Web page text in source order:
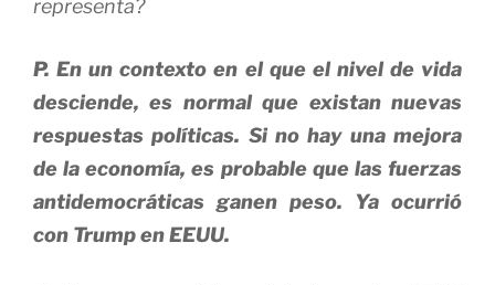
representa?
P. En un contexto en el que el nivel de vida
desciende, es normal que existan nuevas
respuestas políticas. Si no hay una mejora
de la economía, es probable que las fuerzas
antidemocráticas ganen peso. Ya ocurrió
con Trump en EEUU.